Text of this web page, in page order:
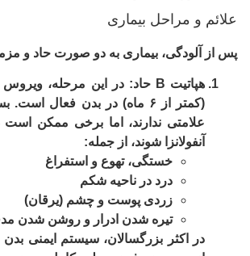
علائم و مراحل بیماری
پس از آلودگی، بیماری به دو صورت حاد و
هپاتیت B حاد:
در این مرحله،
(کمتر از ۶ ماه) در بدن فعال
علامتی ندارند، اما برخی ممکن است
آنفولانزا شوند، از جمله:
خستگی، تهوع و استفراغ
درد در ناحیه شکم
زردی پوست و چشم (یرقان)
تیره شدن ادرار و روشن شدن
در اکثر بزرگسالان، سیستم ایمنی بدن